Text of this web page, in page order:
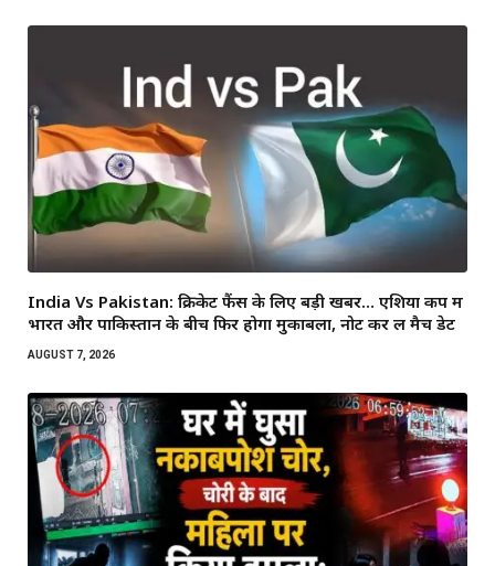
India Vs Pakistan: क्रिकेट फैंस के लिए बड़ी खबर… एशिया कप में
भारत और पाकिस्तान के बीच फिर होगा मुकाबला, नोट कर लें मैच डेट
AUGUST 7, 2026